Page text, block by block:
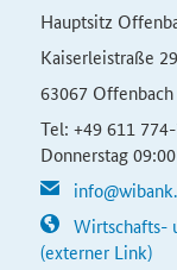
Hauptsitz
Kaiserleistraße
63067
Tel: +49 611
Donnerstag
Wirtschafts-
(externer Link)